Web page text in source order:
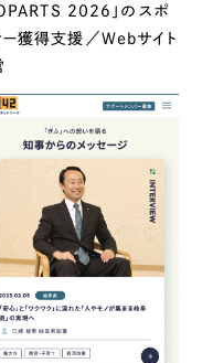
2026」のスポ
ー獲得支援／Webサイト